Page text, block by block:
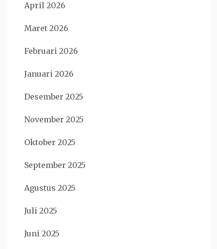
April 2026
Maret 2026
Februari 2026
Januari 2026
Desember 2025
November 2025
Oktober 2025
September 2025
Agustus 2025
Juli 2025
Juni 2025